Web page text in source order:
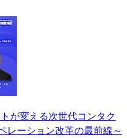
が変える次世代コンタク
レーション改革の最前線～